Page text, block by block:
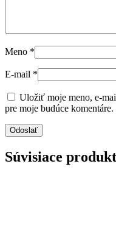
Meno *
E-mail *
Uložiť moje meno, e-
pre moje budúce komentáre.
Súvisiace